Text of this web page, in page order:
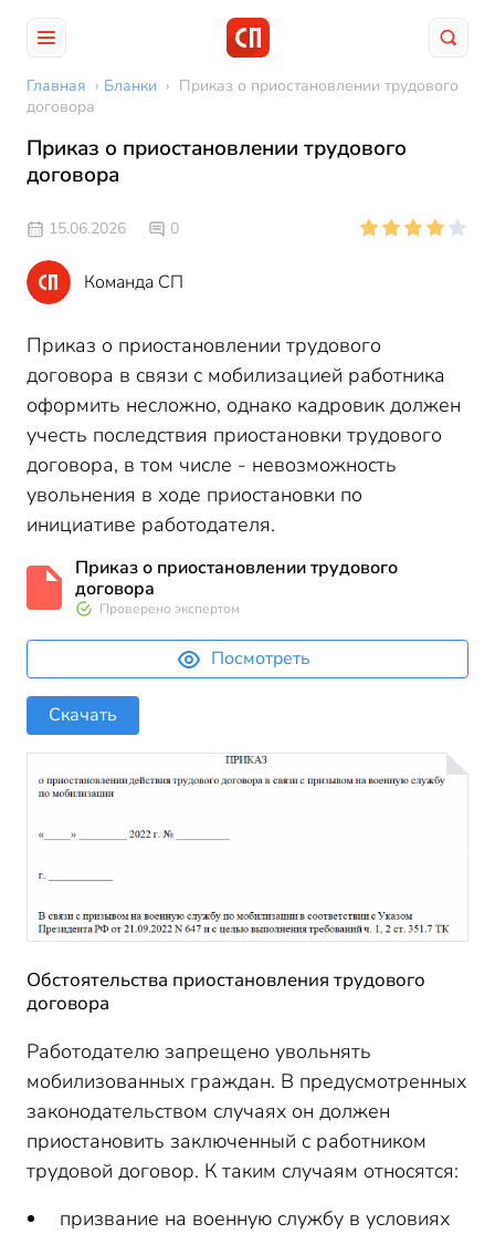
Главная › Бланки › Приказ о приостановлении трудового
договора
Приказ о приостановлении трудового
договора
15.06.2026 0
Команда СП
Приказ о приостановлении трудового
договора в связи с мобилизацией работника
оформить несложно, однако кадровик должен
учесть последствия приостановки трудового
договора, в том числе - невозможность
увольнения в ходе приостановки по
инициативе работодателя.
Приказ о приостановлении трудового
договора
Проверено экспертом
Посмотреть
Скачать
Обстоятельства приостановления трудового
договора
Работодателю запрещено увольнять
мобилизованных граждан. В предусмотренных
законодательством случаях он должен
приостановить заключенный с работником
трудовой договор. К таким случаям относятся:
призвание на военную службу в условиях